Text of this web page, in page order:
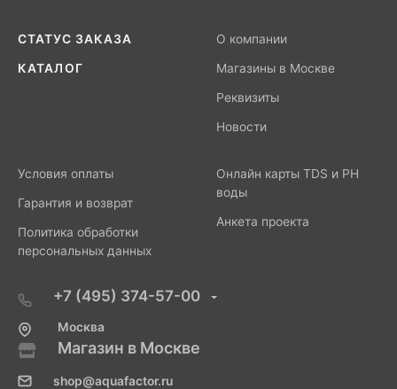
СТАТУС ЗАКАЗА
КАТАЛОГ
О компании
Магазины в Москве
Реквизиты
Новости
Условия оплаты
Гарантия и возврат
Политика обработки
персональных данных
Онлайн карты TDS и PH
воды
Анкета проекта
+7 (495) 374-57-00
Москва
Магазин в Москве
shop@aquafactor.ru